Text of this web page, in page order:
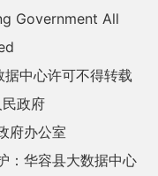
Government All
中心许可不得转载
政府
府办公室
：华容县大数据中心